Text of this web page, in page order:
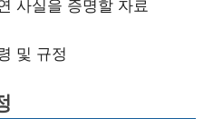
사실을 증명할 자료
및 규정